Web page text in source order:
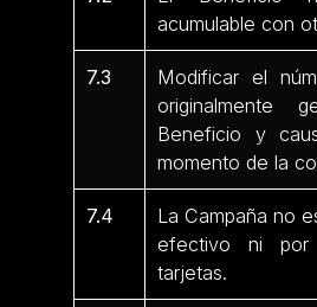
acumulable con
7.3
Modificar el
originalmente
Beneficio y
momento de la
7.4 La Campaña no
efectivo ni
tarjetas.